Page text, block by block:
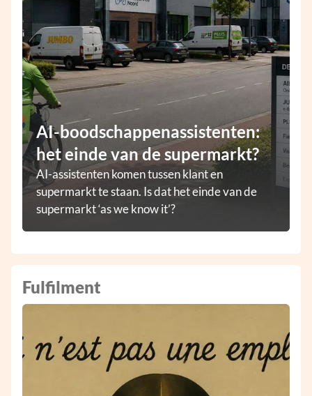
AI-boodschappenassistenten:
het einde van de supermarkt?
AI-assistenten komen tussen klant en
supermarkt te staan. Is dat het einde van de
supermarkt ‘as we know it’?
Fulfilment